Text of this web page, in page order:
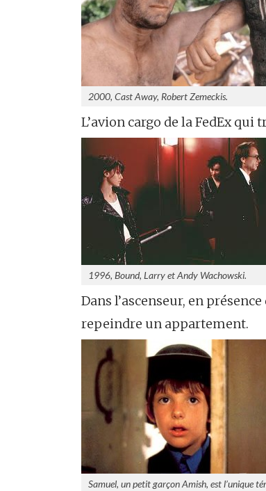
2000, Cast Away, Robert Zemeckis.
L’avion cargo de la FedEx qui
1996, Bound, Larry et Andy Wachowski.
Dans l’ascenseur, en
repeindre un appartement.
Samuel, un petit garçon Amish, est l’unique